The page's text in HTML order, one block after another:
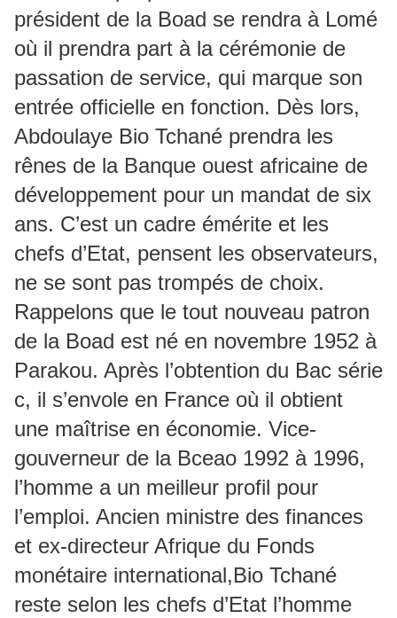
président de la Boad se rendra à Lomé
où il prendra part à la cérémonie de
passation de service, qui marque son
entrée officielle en fonction. Dès lors,
Abdoulaye Bio Tchané prendra les
rênes de la Banque ouest africaine de
développement pour un mandat de six
ans. C’est un cadre émérite et les
chefs d’Etat, pensent les observateurs,
ne se sont pas trompés de choix.
Rappelons que le tout nouveau patron
de la Boad est né en novembre 1952 à
Parakou. Après l’obtention du Bac série
c, il s’envole en France où il obtient
une maîtrise en économie. Vice-
gouverneur de la Bceao 1992 à 1996,
l’homme a un meilleur profil pour
l’emploi. Ancien ministre des finances
et ex-directeur Afrique du Fonds
monétaire international,Bio Tchané
reste selon les chefs d’Etat l’homme